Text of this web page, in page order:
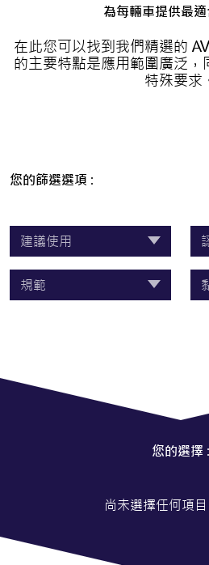
為每輛車提供最
在此您可以找到我們精選的
的主要特點是應用範圍廣泛，
特殊要求
您的篩選選項 :
建議使用
規範
您的選擇 :
尚未選擇任何項